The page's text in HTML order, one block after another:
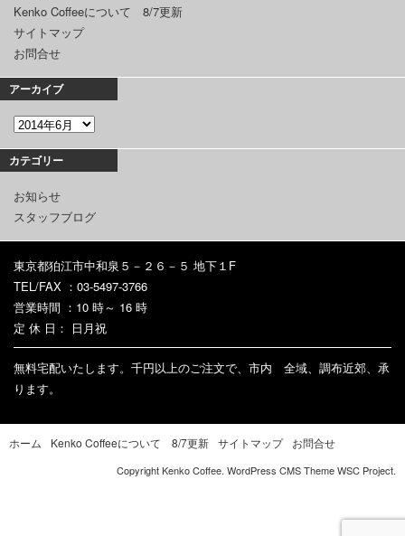
Kenko Coffeeについて 8/7更新
サイトマップ
お問合せ
アーカイブ
カテゴリー
お知らせ
スタッフブログ
東京都狛江市中和泉５－２６－５ 地下１F
TEL/FAX ：03-5497-3766
営業時間 ：10 時～ 16 時
定 休 日： 日月祝
無料宅配いたします。千円以上のご注文で、市内 全域、調布近郊、承
ります。
ホーム Kenko Coffeeについて 8/7更新 サイトマップ お問合せ
Copyright Kenko Coffee. WordPress CMS ThemeWSC Project.